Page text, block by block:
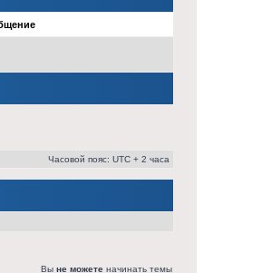
Часовой пояс: UTC + 2 часа
Вы не можете начинать темы